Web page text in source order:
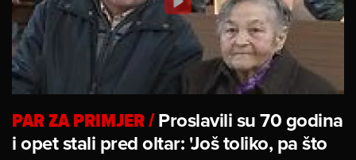
PAR ZA PRIMJER/Proslavili su 70 godina
i opet stali pred oltar: 'Još toliko, pa što